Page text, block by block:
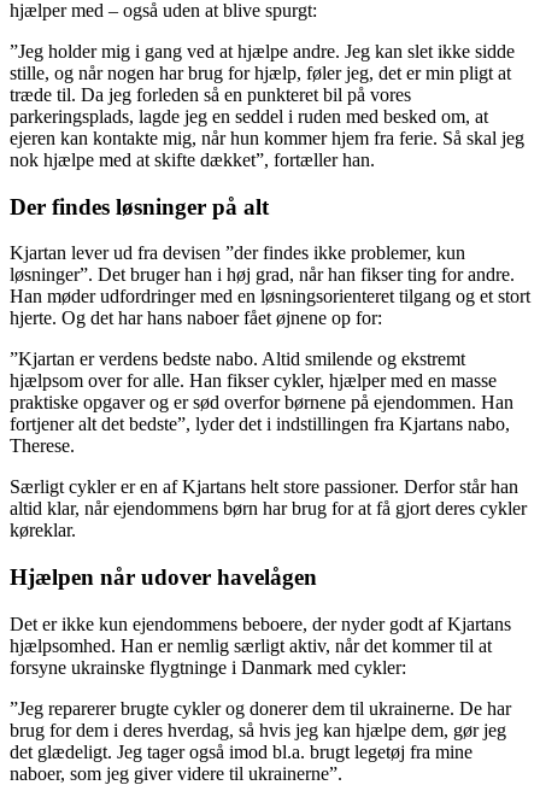
hjælper med – også uden at blive spurgt:
”Jeg holder mig i gang ved at hjælpe andre. Jeg kan slet ikke sidde
stille, og når nogen har brug for hjælp, føler jeg, det er min pligt at
træde til. Da jeg forleden så en punkteret bil på vores
parkeringsplads, lagde jeg en seddel i ruden med besked om, at
ejeren kan kontakte mig, når hun kommer hjem fra ferie. Så skal jeg
nok hjælpe med at skifte dækket”, fortæller han.
Der findes løsninger på alt
Kjartan lever ud fra devisen ”der findes ikke problemer, kun
løsninger”. Det bruger han i høj grad, når han fikser ting for andre.
Han møder udfordringer med en løsningsorienteret tilgang og et stort
hjerte. Og det har hans naboer fået øjnene op for:
”Kjartan er verdens bedste nabo. Altid smilende og ekstremt
hjælpsom over for alle. Han fikser cykler, hjælper med en masse
praktiske opgaver og er sød overfor børnene på ejendommen. Han
fortjener alt det bedste”, lyder det i indstillingen fra Kjartans nabo,
Therese.
Særligt cykler er en af Kjartans helt store passioner. Derfor står han
altid klar, når ejendommens børn har brug for at få gjort deres cykler
køreklar.
Hjælpen når udover havelågen
Det er ikke kun ejendommens beboere, der nyder godt af Kjartans
hjælpsomhed. Han er nemlig særligt aktiv, når det kommer til at
forsyne ukrainske flygtninge i Danmark med cykler:
”Jeg reparerer brugte cykler og donerer dem til ukrainerne. De har
brug for dem i deres hverdag, så hvis jeg kan hjælpe dem, gør jeg
det glædeligt. Jeg tager også imod bl.a. brugt legetøj fra mine
naboer, som jeg giver videre til ukrainerne”.